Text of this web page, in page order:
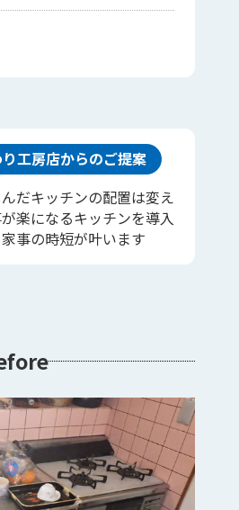
工房店からのご提案
だキッチンの配置は変え
楽になるキッチンを導入
事の時短が叶います